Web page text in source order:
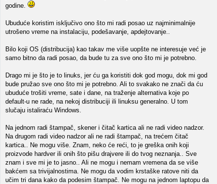
godine.
Ubuduće koristim isključivo ono što mi radi posao uz najminimalnije
utrošeno vreme na instalaciju, podešavanje, apdejtovanje..
Bilo koji OS (distribucija) kao takav me više uopšte ne interesuje već je
samo bitno da radi posao, da bude tu za sve ono što mi je potrebno.
Drago mi je što je to linuks, jer ću ga koristiti dok god mogu, dok mi god
bude pružao sve ono što mi je potrebno. Ali to svakako ne znači da ću
ubuduće trošiti vreme, sate i dane, na traženje alternativa koje po
default-u ne rade, na nekoj distribuciji ili linuksu generalno. U tom
slučaju istaliraću Windows.
Na jednom radi štampač, skener i čitač kartica ali ne radi video nadzor.
Na drugom radi video nadzor ali ne radi štampač, na trećem čitač
kartica.. Ne mogu više. Znam, neko će reći, to je greška onih koji
proizvode hardver ili onih što pišu drajvere ili do tvog neznanja.. Sve
znam i sve mi je to jasno.. Ali ne mogu i nemam vremena da se više
bakćem sa trivijalnostima. Ne mogu da vodim krstaške ratove niti da
učim tri dana kako da podesim štampač. Ne mogu na jednom laptopu da